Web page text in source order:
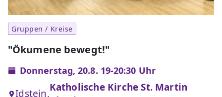
Gruppen / Kreise
"Ökumene bewegt!"
Donnerstag, 20.8. 19-20:30 Uhr
Idstein,
Katholische Kirche St. Martin